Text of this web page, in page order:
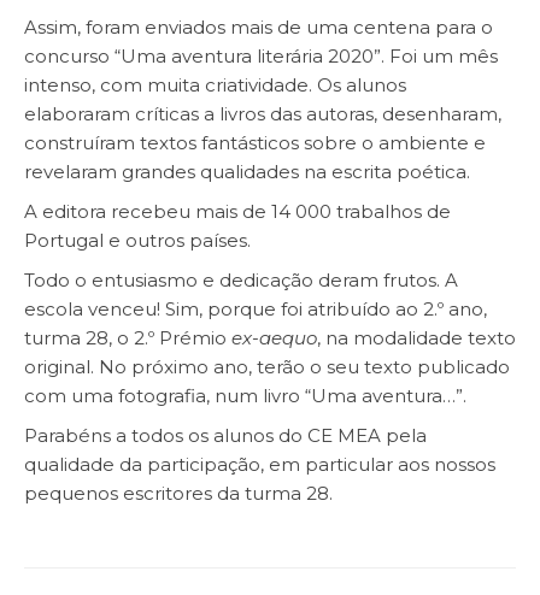
Assim, foram enviados mais de uma centena para o
concurso “Uma aventura literária 2020”. Foi um mês
intenso, com muita criatividade. Os alunos
elaboraram críticas a livros das autoras, desenharam,
construíram textos fantásticos sobre o ambiente e
revelaram grandes qualidades na escrita poética.
A editora recebeu mais de 14 000 trabalhos de
Portugal e outros países.
Todo o entusiasmo e dedicação deram frutos. A
escola venceu! Sim, porque foi atribuído ao 2.º ano,
turma 28, o 2.º Prémio ex-aequo, na modalidade texto
original. No próximo ano, terão o seu texto publicado
com uma fotografia, num livro “Uma aventura…”.
Parabéns a todos os alunos do CE MEA pela
qualidade da participação, em particular aos nossos
pequenos escritores da turma 28.